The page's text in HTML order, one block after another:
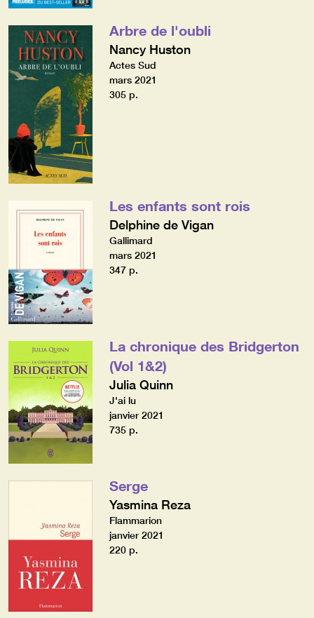
Arbre de l'oubli
Nancy Huston
Actes Sud
mars 2021
305 p.
Les enfants sont rois
Delphine de Vigan
Gallimard
mars 2021
347 p.
La chronique des Bridgerton
(Vol 1&2)
Julia Quinn
J'ai lu
janvier 2021
735 p.
Serge
Yasmina Reza
Flammarion
janvier 2021
220 p.